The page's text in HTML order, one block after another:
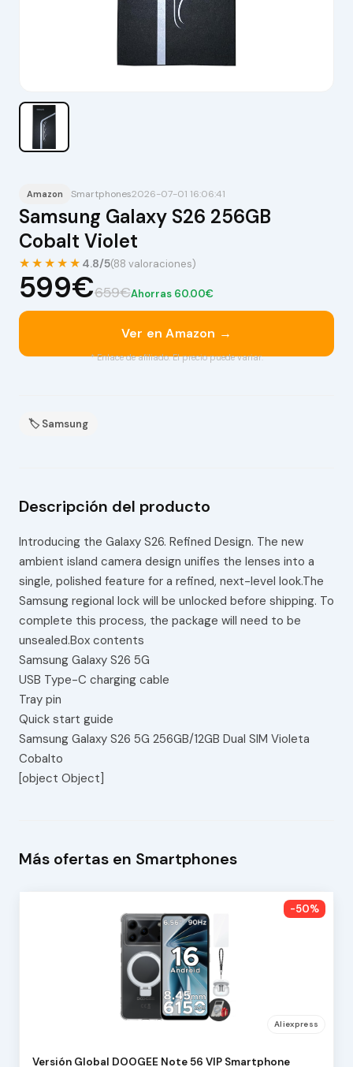
Amazon Smartphones2026-07-01 16:06:41
Samsung Galaxy S26 256GB
Cobalt Violet
★★★★★ 4.8/5(88 valoraciones)
599€659€Ahorras 60.00€
Ver en Amazon →
* Enlace de afiliado. El precio puede variar.
🏷 Samsung
Descripción del producto
Introducing the Galaxy S26. Refined Design. The new
ambient island camera design unifies the lenses into a
single, polished feature for a refined, next-level look.The
Samsung regional lock will be unlocked before shipping. To
complete this process, the package will need to be
unsealed.Box contents
Samsung Galaxy S26 5G
USB Type-C charging cable
Tray pin
Quick start guide
Samsung Galaxy S26 5G 256GB/12GB Dual SIM Violeta
Cobalto
[object Object]
Más ofertas en Smartphones
-50%
Aliexpress
Versión Global DOOGEE Note 56 VIP Smartphone